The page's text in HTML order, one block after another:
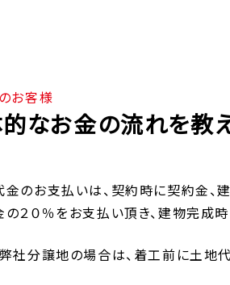
お客様
なお金の流れを教
のお支払いは、契約時に契約金、
２０％をお支払い頂き、建物完成
社分譲地の場合は、着工前に土地